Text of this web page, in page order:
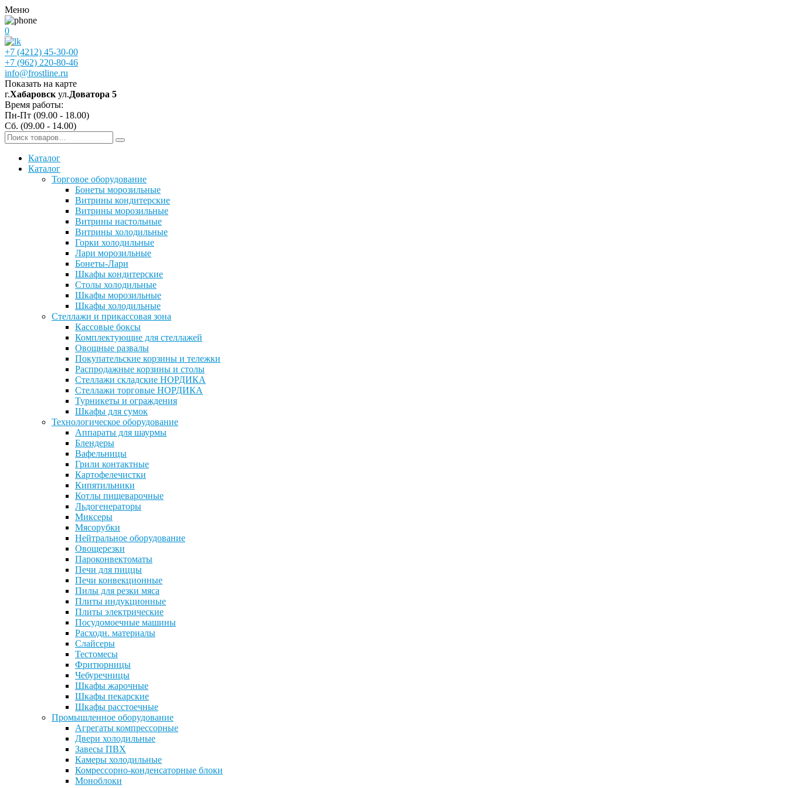
Меню
0
+7 (4212) 45-30-00
+7 (962) 220-80-46
info@frostline.ru
Показать на карте
г.Хабаровск ул.Доватора 5
Время работы:
Пн-Пт (09.00 - 18.00)
Сб. (09.00 - 14.00)
Каталог
Каталог
Торговое оборудование
Бонеты морозильные
Витрины кондитерские
Витрины морозильные
Витрины настольные
Витрины холодильные
Горки холодильные
Лари морозильные
Бонеты-Лари
Шкафы кондитерские
Столы холодильные
Шкафы морозильные
Шкафы холодильные
Стеллажи и прикассовая зона
Кассовые боксы
Комплектующие для стеллажей
Овощные развалы
Покупательские корзины и тележки
Распродажные корзины и столы
Стеллажи складские НОРДИКА
Стеллажи торговые НОРДИКА
Турникеты и ограждения
Шкафы для сумок
Технологическое оборудование
Аппараты для шаурмы
Блендеры
Вафельницы
Грили контактные
Картофелечистки
Кипятильники
Котлы пищеварочные
Льдогенераторы
Миксеры
Мясорубки
Нейтральное оборудование
Овощерезки
Пароконвектоматы
Печи для пиццы
Печи конвекционные
Пилы для резки мяса
Плиты индукционные
Плиты электрические
Посудомоечные машины
Расходн. материалы
Слайсеры
Тестомесы
Фритюрницы
Чебуречницы
Шкафы жарочные
Шкафы пекарские
Шкафы расстоечные
Промышленное оборудование
Агрегаты компрессорные
Двери холодильные
Завесы ПВХ
Камеры холодильные
Комрессорно-конденсаторные блоки
Моноблоки